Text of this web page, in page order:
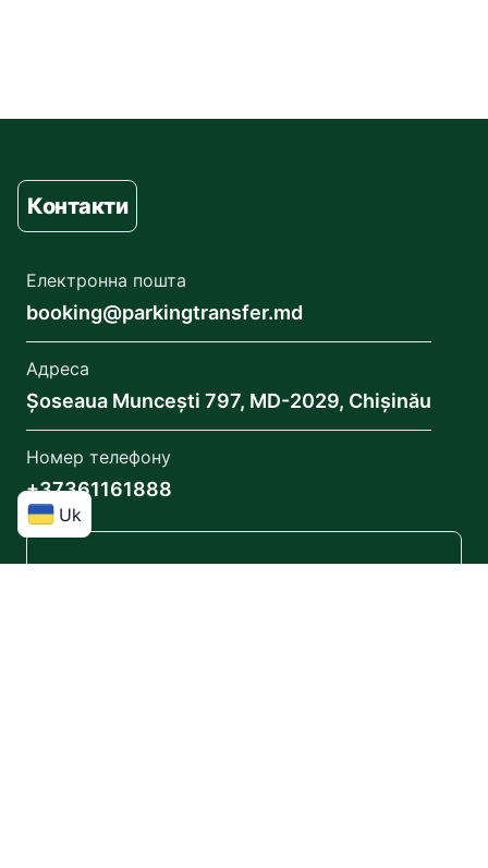
Uk
Контакти
Електронна пошта
booking@parkingtransfer.md
Адреса
Șoseaua Muncești 797, MD-2029, Chișinău
Номер телефону
+37361161888